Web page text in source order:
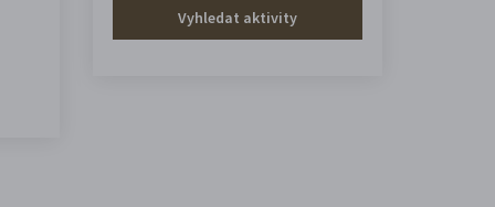
Vyhledat aktivity